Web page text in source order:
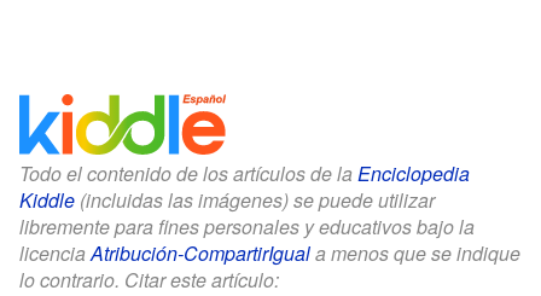
Todo el contenido de los artículos de la Enciclopedia
Kiddle (incluidas las imágenes) se puede utilizar
libremente para fines personales y educativos bajo la
licenciaAtribución-CompartirIguala menos que se indique
lo contrario. Citar este artículo: